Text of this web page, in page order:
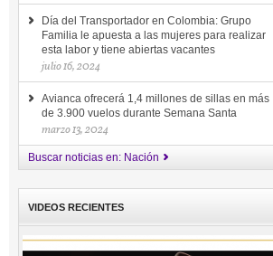
Día del Transportador en Colombia: Grupo
Familia le apuesta a las mujeres para realizar
esta labor y tiene abiertas vacantes
julio 16, 2024
Avianca ofrecerá 1,4 millones de sillas en más
de 3.900 vuelos durante Semana Santa
marzo 13, 2024
Buscar noticias en: Nación
VIDEOS RECIENTES